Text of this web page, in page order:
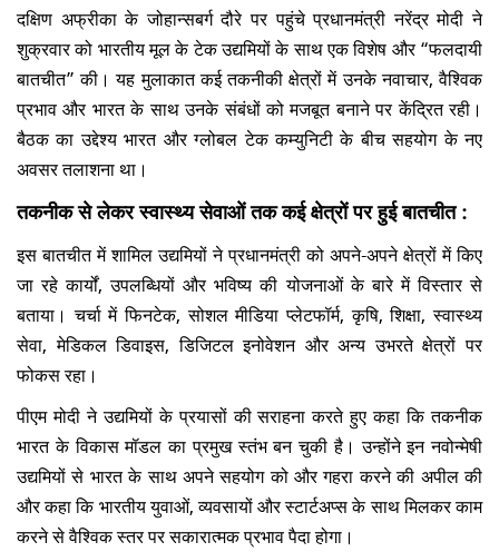
दक्षिण अफ्रीका के जोहान्सबर्ग दौरे पर पहुंचे प्रधानमंत्री नरेंद्र मोदी ने
शुक्रवार को भारतीय मूल के टेक उद्यमियों के साथ एक विशेष और “फलदायी
बातचीत” की। यह मुलाकात कई तकनीकी क्षेत्रों में उनके नवाचार, वैश्विक
प्रभाव और भारत के साथ उनके संबंधों को मजबूत बनाने पर केंद्रित रही।
बैठक का उद्देश्य भारत और ग्लोबल टेक कम्युनिटी के बीच सहयोग के नए
अवसर तलाशना था।
तकनीक से लेकर स्वास्थ्य सेवाओं तक कई क्षेत्रों पर हुई बातचीत :
इस बातचीत में शामिल उद्यमियों ने प्रधानमंत्री को अपने-अपने क्षेत्रों में किए
जा रहे कार्यों, उपलब्धियों और भविष्य की योजनाओं के बारे में विस्तार से
बताया। चर्चा में फिनटेक, सोशल मीडिया प्लेटफॉर्म, कृषि, शिक्षा, स्वास्थ्य
सेवा, मेडिकल डिवाइस, डिजिटल इनोवेशन और अन्य उभरते क्षेत्रों पर
फोकस रहा।
पीएम मोदी ने उद्यमियों के प्रयासों की सराहना करते हुए कहा कि तकनीक
भारत के विकास मॉडल का प्रमुख स्तंभ बन चुकी है। उन्होंने इन नवोन्मेषी
उद्यमियों से भारत के साथ अपने सहयोग को और गहरा करने की अपील की
और कहा कि भारतीय युवाओं, व्यवसायों और स्टार्टअप्स के साथ मिलकर काम
करने से वैश्विक स्तर पर सकारात्मक प्रभाव पैदा होगा।